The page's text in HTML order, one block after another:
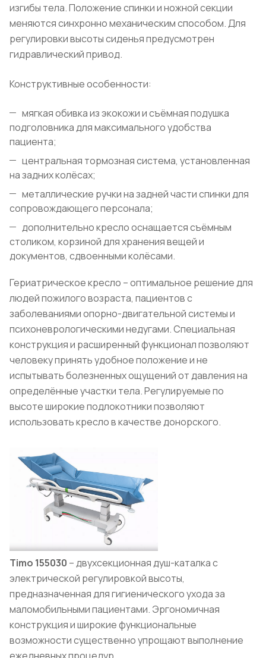
изгибы тела. Положение спинки и ножной секции
меняются синхронно механическим способом. Для
регулировки высоты сиденья предусмотрен
гидравлический привод.
Конструктивные особенности:
мягкая обивка из экокожи и съёмная подушка
подголовника для максимального удобства
пациента;
центральная тормозная система, установленная
на задних колёсах;
металлические ручки на задней части спинки для
сопровождающего персонала;
дополнительно кресло оснащается съёмным
столиком, корзиной для хранения вещей и
документов, сдвоенными колёсами.
Гериатрическое кресло – оптимальное решение для
людей пожилого возраста, пациентов с
заболеваниями опорно-двигательной системы и
психоневрологическими недугами. Специальная
конструкция и расширенный функционал позволяют
человеку принять удобное положение и не
испытывать болезненных ощущений от давления на
определённые участки тела. Регулируемые по
высоте широкие подлокотники позволяют
использовать кресло в качестве донорского.
Timo 155030 – двухсекционная душ-каталка с
электрической регулировкой высоты,
предназначенная для гигиенического ухода за
маломобильными пациентами. Эргономичная
конструкция и широкие функциональные
возможности существенно упрощают выполнение